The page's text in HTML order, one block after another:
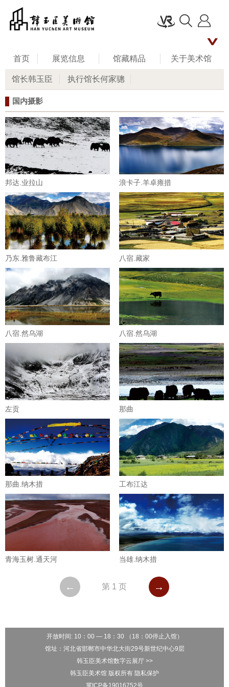
首页 展览信息 馆藏精品 关于美术馆
馆长韩玉臣 执行馆长何家骢
名家评说
公共教育 联系我们 留言板
国内摄影
邦达.业拉山 浪卡子.羊卓雍措
乃东.雅鲁藏布江 八宿.藏家
八宿.然乌湖 八宿.然乌湖
左贡 那曲
那曲.纳木措 工布江达
青海玉树.通天河 当雄.纳木措
← 第 1 页 →
开放时间: 10：00 — 18：30 （18：00停止入馆）
馆址：河北省邯郸市中华北大街29号新世纪中心9层
韩玉臣美术馆数字云展厅 >>
韩玉臣美术馆 版权所有 隐私保护